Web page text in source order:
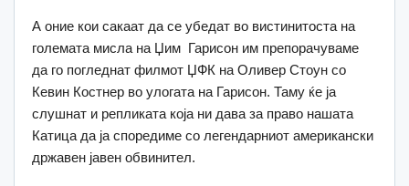
А оние кои сакаат да се убедат во вистинитоста на
големата мисла на Џим Гарисон им препорачуваме
да го погледнат филмот ЏФК на Оливер Стоун со
Кевин Костнер во улогата на Гарисон. Таму ќе ја
слушнат и репликата која ни дава за право нашата
Катица да ја споредиме со легендарниот американски
државен јавен обвинител.